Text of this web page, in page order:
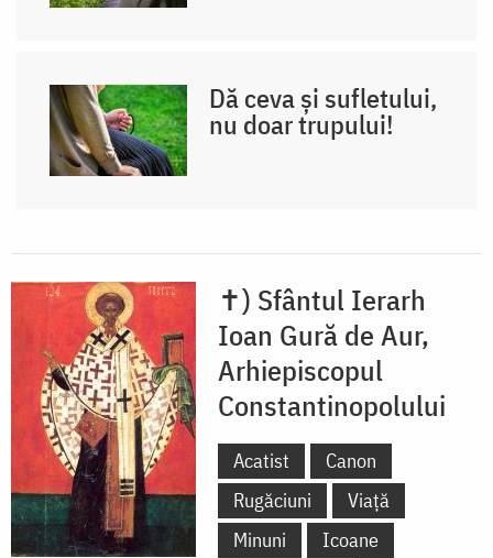
Dă ceva și sufletului,
nu doar trupului!
✝) Sfântul Ierarh
Ioan Gură de Aur,
Arhiepiscopul
Constantinopolului
Acatist
Canon
Rugăciuni
Viață
Minuni
Icoane